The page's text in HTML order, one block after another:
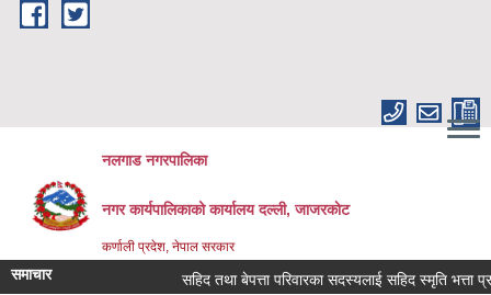
Skip to main content
नलगाड नगरपालिका
नगर कार्यपालिकाको कार्यालय दल्ली, जाजरकाेट
कर्णाली प्रदेश, नेपाल सरकार
समाचार सहिद तथा बेपत्ता परिवारका सदस्यलाई सहिद स्मृति भत्ता